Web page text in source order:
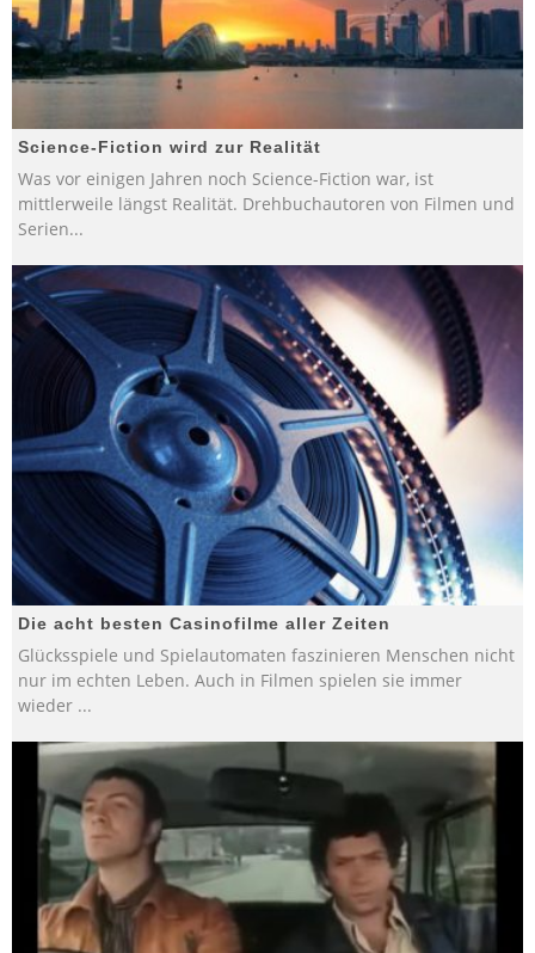
Science-Fiction wird zur Realität
Was vor einigen Jahren noch Science-Fiction war, ist
mittlerweile längst Realität. Drehbuchautoren von Filmen und
Serien...
Die acht besten Casinofilme aller Zeiten
Glücksspiele und Spielautomaten faszinieren Menschen nicht
nur im echten Leben. Auch in Filmen spielen sie immer
wieder ...